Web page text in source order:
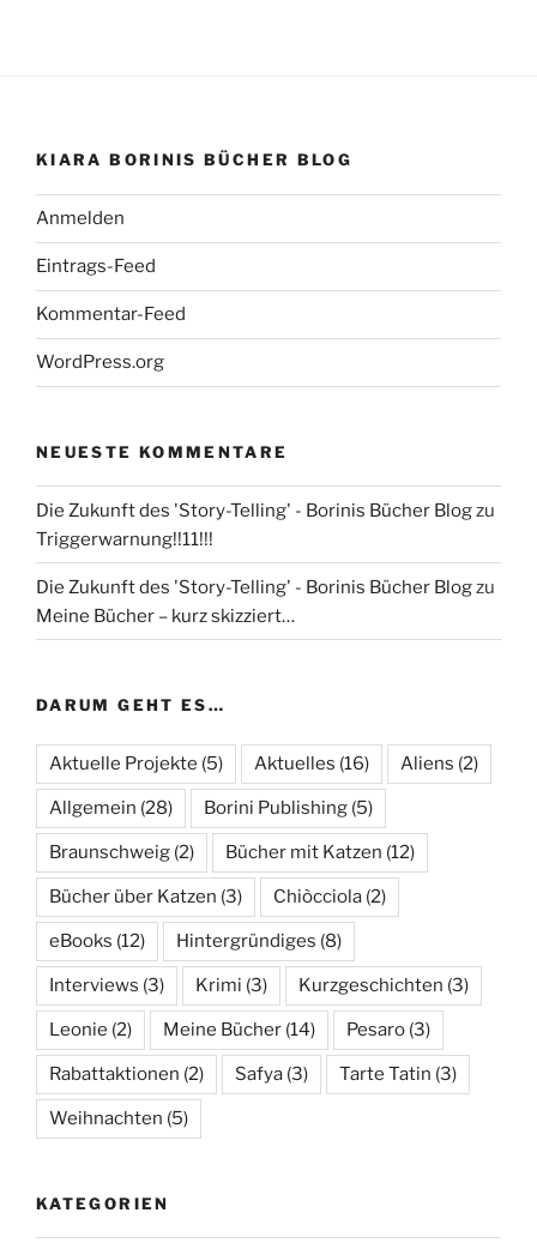
KIARA BORINIS BÜCHER BLOG
Anmelden
Eintrags-Feed
Kommentar-Feed
WordPress.org
NEUESTE KOMMENTARE
Die Zukunft des 'Story-Telling' - Borinis Bücher Blogzu
Triggerwarnung!!11!!!
Die Zukunft des 'Story-Telling' - Borinis Bücher Blogzu
Meine Bücher – kurz skizziert…
DARUM GEHT ES…
Aktuelle Projekte (5) Aktuelles (16) Aliens (2)
Allgemein (28) Borini Publishing (5)
Braunschweig (2) Bücher mit Katzen (12)
Bücher über Katzen (3) Chiòcciola (2)
eBooks (12) Hintergründiges (8)
Interviews (3) Krimi (3) Kurzgeschichten (3)
Leonie (2) Meine Bücher (14) Pesaro (3)
Rabattaktionen (2) Safya (3) Tarte Tatin (3)
Weihnachten (5)
KATEGORIEN